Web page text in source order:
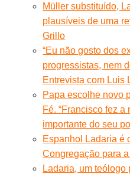
Müller substituído,
plausíveis de uma
Grillo
“Eu não gosto dos
progressistas, nem
Entrevista com Luis
Papa escolhe novo
Fé. “Francisco fez
importante do seu
Espanhol Ladaria é
Congregação para
Ladaria, um